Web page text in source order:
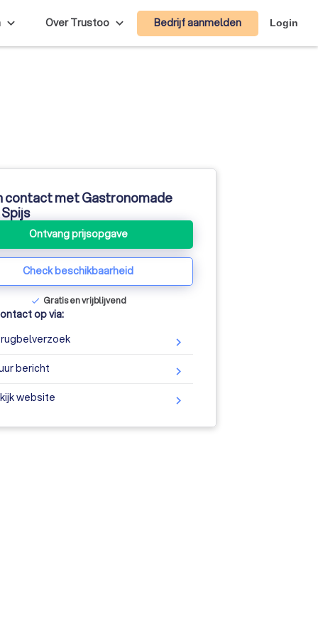
Over Trustoo Bedrijf aanmelden Login
contact met Gastronomade
Ontvang prijsopgave
Check beschikbaarheid
check Gratis en vrijblijvend
op via:
bericht
website